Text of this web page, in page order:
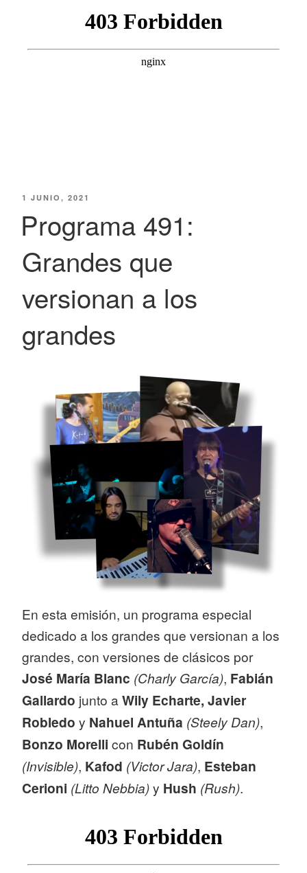
PUBLICADO
1 JUNIO, 2021
Programa 491:
Grandes que
versionan a los
grandes
En esta emisión, un programa especial
dedicado a los grandes que versionan a los
grandes, con versiones de clásicos por
José María Blanc (Charly García), Fabián
Gallardo junto aWily Echarte, Javier
Robledo y Nahuel Antuña (Steely Dan),
Bonzo Morelli con Rubén Goldín
(Invisible), Kafod (Victor Jara), Esteban
Cerioni (Litto Nebbia)y Hush (Rush).